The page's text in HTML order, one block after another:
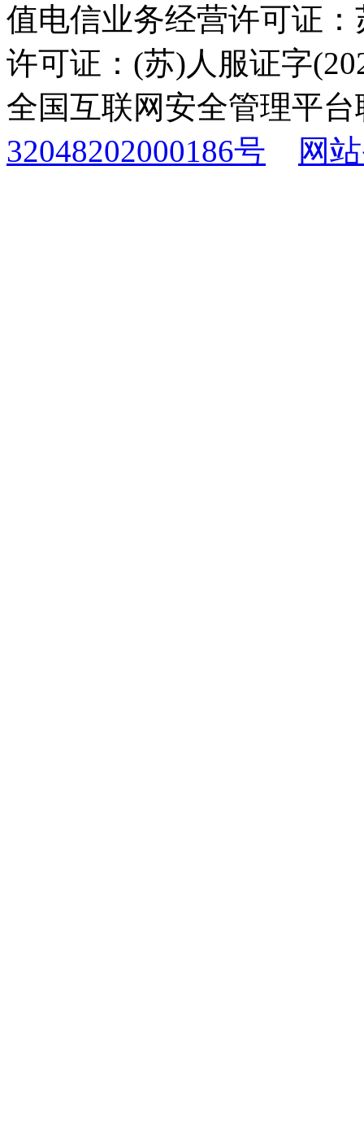
值电信业务经营许可证
许可证：(苏)人服证字
全国互联网安全管理平
32048202000186号
网